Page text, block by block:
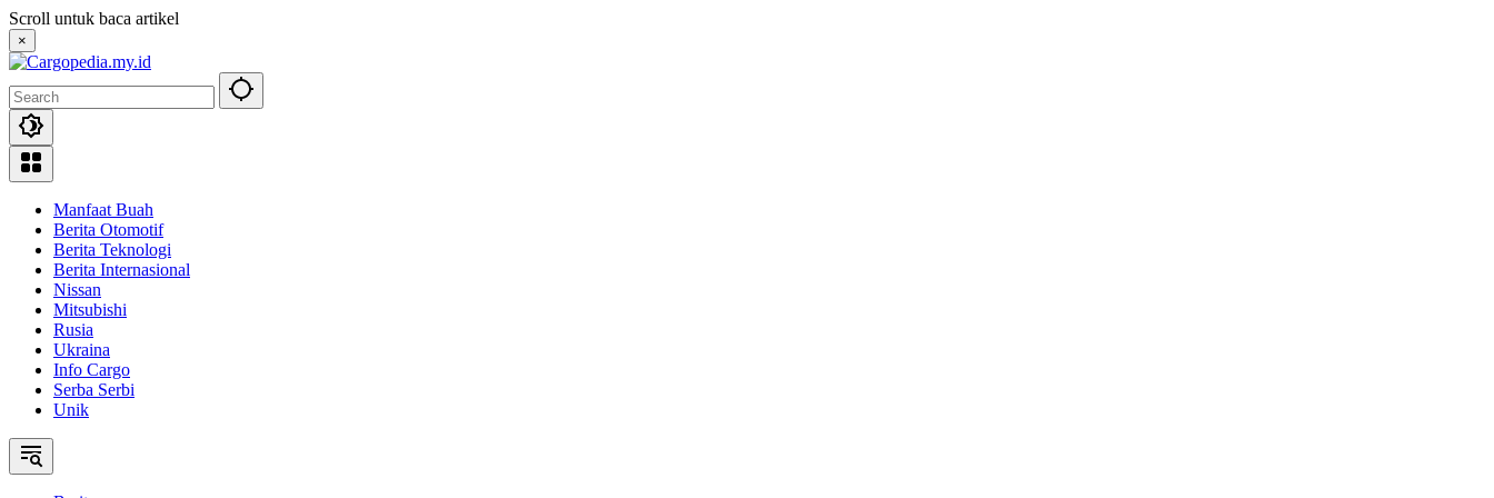
Skip
to
content
Scroll untuk baca artikel
×
Manfaat Buah
Berita Otomotif
Berita Teknologi
Berita Internasional
Nissan
Mitsubishi
Rusia
Ukraina
Info Cargo
Serba Serbi
Unik